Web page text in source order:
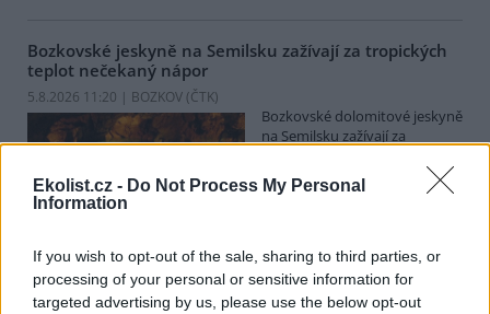
Ekolist.cz - Do Not Process My Personal
Information
If you wish to opt-out of the sale, sharing to third parties, or
processing of your personal or sensitive information for
targeted advertising by us, please use the below opt-out
Bozkovské jeskyně na Semilsku zažívají za tropických
teplot nečekaný nápor
5.8.2026 11:20 | BOZKOV (ČTK)
Bozkovské dolomitové jeskyně
na Semilsku zažívají za
nečekaný nápor. Jde sice o
jedno z nejchladnějších míst v
Libereckém kraji, které má stálou teplotu mezi 7,5 až devíti stupni
Dušana Milky k nim lidé přicházeli spíše v době, když bylo nevlídno.